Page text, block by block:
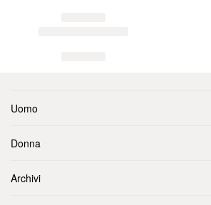
Uomo
Donna
Archivi